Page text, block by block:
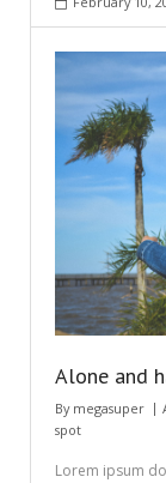
Alone and
By megasuper
spot
Lorem ipsum